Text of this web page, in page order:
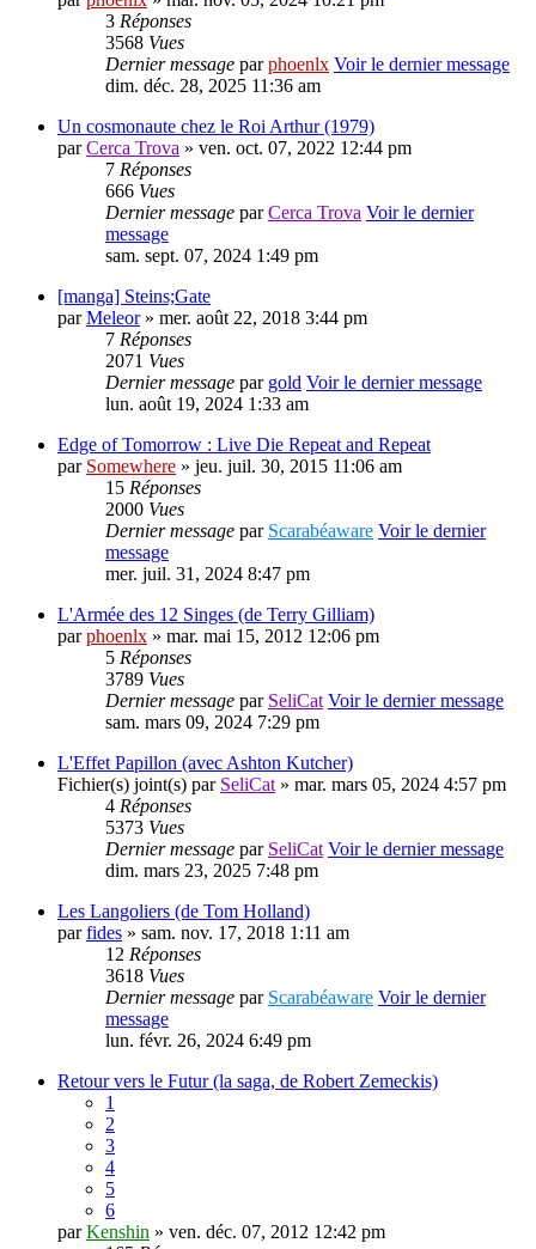
3 Réponses
3568 Vues
Dernier message parphoenlx Voir le dernier message
dim. déc. 28, 2025 11:36 am
Un cosmonaute chez le Roi Arthur (1979)
parCerca Trova » ven. oct. 07, 2022 12:44 pm
7 Réponses
666 Vues
Dernier message parCerca Trova Voir le dernier
message
sam. sept. 07, 2024 1:49 pm
[manga] Steins;Gate
parMeleor» mer. août 22, 2018 3:44 pm
7 Réponses
2071 Vues
Dernier message par gold Voir le dernier message
lun. août 19, 2024 1:33 am
Edge of Tomorrow : Live Die Repeat and Repeat
par Somewhere » jeu. juil. 30, 2015 11:06 am
15 Réponses
2000 Vues
Dernier message par Scarabéaware Voir le dernier
message
mer. juil. 31, 2024 8:47 pm
L'Armée des 12 Singes (de Terry Gilliam)
parphoenlx » mar. mai 15, 2012 12:06 pm
5 Réponses
3789 Vues
Dernier message par SeliCat Voir le dernier message
sam. mars 09, 2024 7:29 pm
L'Effet Papillon (avec Ashton Kutcher)
Fichier(s) joint(s) par SeliCat» mar. mars 05, 2024 4:57 pm
4 Réponses
5373 Vues
Dernier message par SeliCat Voir le dernier message
dim. mars 23, 2025 7:48 pm
Les Langoliers (de Tom Holland)
parfides » sam. nov. 17, 2018 1:11 am
12 Réponses
3618 Vues
Dernier message par Scarabéaware Voir le dernier
message
lun. févr. 26, 2024 6:49 pm
Retour vers le Futur (la saga, de Robert Zemeckis)
1
2
3
4
5
6
parKenshin » ven. déc. 07, 2012 12:42 pm